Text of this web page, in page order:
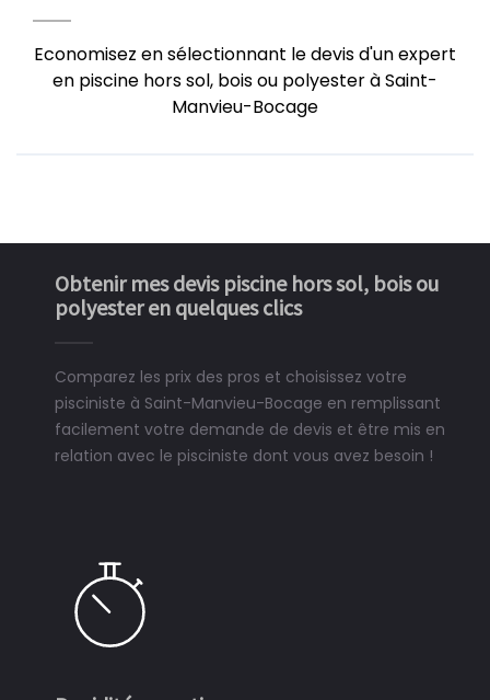
Economisez en sélectionnant le devis d'un expert
en piscine hors sol, bois ou polyester à Saint-
Manvieu-Bocage
Obtenir mes devis piscine hors sol, bois ou
polyester en quelques clics
Comparez les prix des pros et choisissez votre
pisciniste à Saint-Manvieu-Bocage en remplissant
facilement votre demande de devis et être mis en
relation avec le pisciniste dont vous avez besoin !